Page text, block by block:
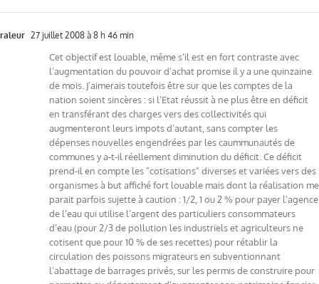
raleur 27 juillet 2008 à 8 h 46 min
Cet objectif est louable, même s’il est en fort contraste avec
l’augmentation du pouvoir d’achat promise il y a une quinzaine
de mois. J’aimerais toutefois être sur que les comptes de la
nation soient sincères : si l’Etat réussit à ne plus être en déficit
en transférant des charges vers des collectivités qui
augmenteront leurs impots d’autant, sans compter les
dépenses nouvelles engendrées par les caummunautés de
communes y a-t-il réellement diminution du déficit. Ce déficit
prend-il en compte les "cotisations" diverses et variées vers des
organismes à but affiché fort louable mais dont la réalisation me
parait parfois sujette à caution : 1/2, 1 ou 2 % pour payer l’agence
de l’eau qui utilise l’argent des particuliers consommateurs
d’eau (pour 2/3 de pollution les industriels et agriculteurs ne
cotisent que pour 10 % de ses recettes) pour rétablir la
circulation des poissons migrateurs en subventionnant
l’abattage de barrages privés, sur les permis de construire pour